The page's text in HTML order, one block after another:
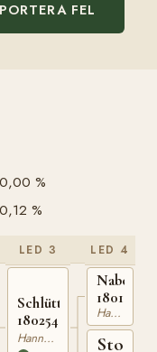
FEL
0,00 %
0,12 %
LED 3
Schlütter
180254867
Hannoveranare
LED 4
Hannoveranare
Sto